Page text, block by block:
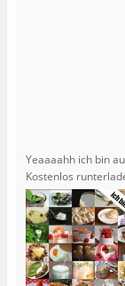
Yeaaaahh ich bin
Kostenlos